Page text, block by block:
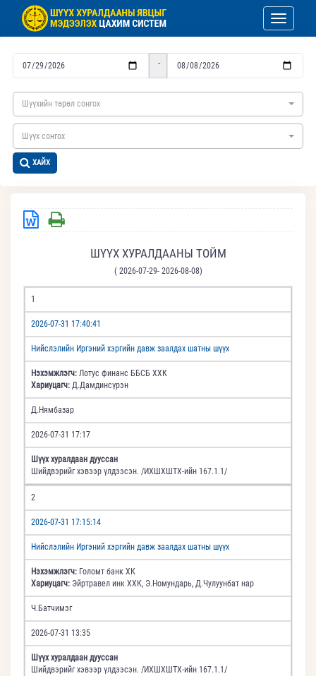
Toggle
-
Шүүхийн төрөл сонгох
Шүүх сонгох
ХАЙХ
ШҮҮХ ХУРАЛДААНЫ ТОЙМ
( 2026-07-29- 2026-08-08)
1
2026-07-31 17:40:41
Нийслэлийн Иргэний хэргийн давж заалдах шатны шүүх
Нэхэмжлэгч: Лотус финанс ББСБ ХХК
Хариуцагч: Д.Дамдинсүрэн
Д.Нямбазар
2026-07-31 17:17
Шүүх хуралдаан дууссан
Шийдвэрийг хэвээр үлдээсэн. /ИХШХШТХ-ийн 167.1.1/
2
2026-07-31 17:15:14
Нийслэлийн Иргэний хэргийн давж заалдах шатны шүүх
Нэхэмжлэгч: Голомт банк ХК
Хариуцагч: Эйртравел инк ХХК, Э.Номундарь, Д.Чулуунбат нар
Ч.Батчимэг
2026-07-31 13:35
Шүүх хуралдаан дууссан
Шийдвэрийг хэвээр үлдээсэн. /ИХШХШТХ-ийн 167.1.1/